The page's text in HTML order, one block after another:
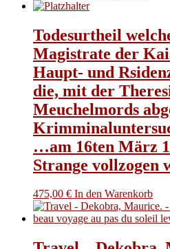
Todesurtheil
Magistrate der
Haupt- und
die, mit der
Meuchelmords
…am 16ten März
Strange vollzogen
475,00 € In den Warenkorb